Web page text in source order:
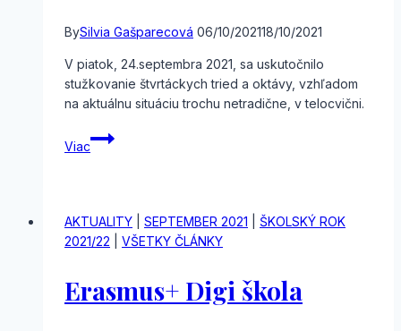
BySilvia Gašparecová 06/10/202118/10/2021
V piatok, 24.septembra 2021, sa uskutočnilo
stužkovanie štvrtáckych tried a oktávy, vzhľadom
na aktuálnu situáciu trochu netradične, v telocvični.
Viac
Slávnostné
odovzdávanie
AKTUALITY SEPTEMBER 2021
ŠKOLSKÝ ROK
2021/22
VŠETKY ČLÁNKY
Erasmus+ Digi škola